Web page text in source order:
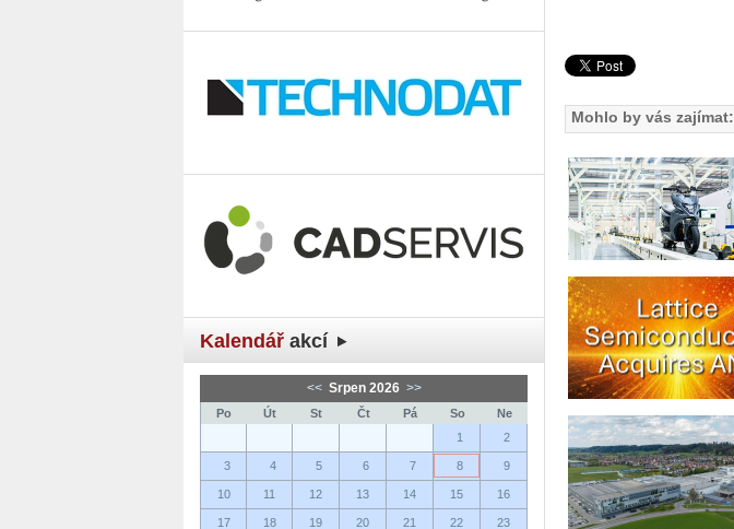
Kalendář akcí
<< Srpen 2026 >>
Po Út St Čt Pá So
Ne
1
2
3 4 5 6 7 8 9
10 11 12 13 14 15 16
17 18 19 20 21 22 23
Mohlo by vás zajímat: